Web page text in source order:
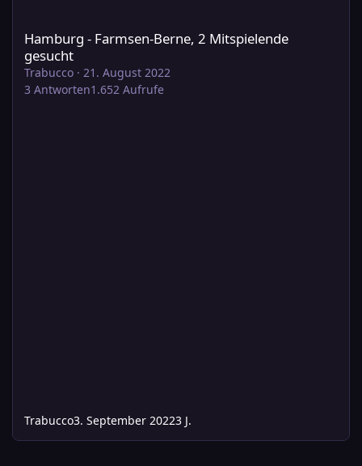
Hamburg - Farmsen-Berne, 2 Mitspielende
gesucht
Trabucco · 21. August 2022
3 Antworten1.652 Aufrufe
Trabucco3. September 20223 J.